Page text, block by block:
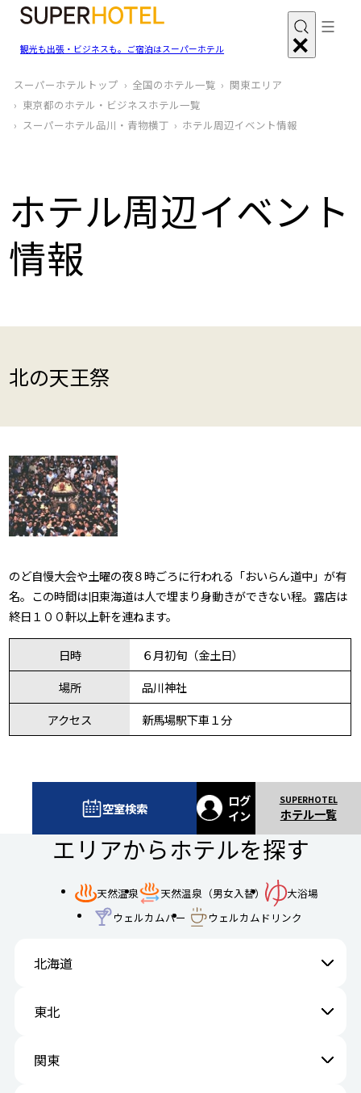
観光も出張・ビジネスも。ご宿泊はスーパーホテル
スーパーホテルトップ 全国のホテル一覧
関東エリア
東京都のホテル・ビジネスホテル一覧
スーパーホテル品川・青物横丁
ホテル周辺イベント情報
ホテル周辺イベント
情報
北の天王祭
のど自慢大会や土曜の夜８時ごろに行われる「おいらん道中」が有
名。この時間は旧東海道は人で埋まり身動きができない程。露店は
終日１００軒以上軒を連ねます。
日時
６月初旬（金土日）
場所
品川神社
アクセス
新馬場駅下車１分
空室検索
ログ
イン
ホテル一覧
エリアからホテルを探す
天然温泉 天然温泉（男女入替）
大浴場
ウェルカムバー
ウェルカムドリンク
北海道
東北
関東